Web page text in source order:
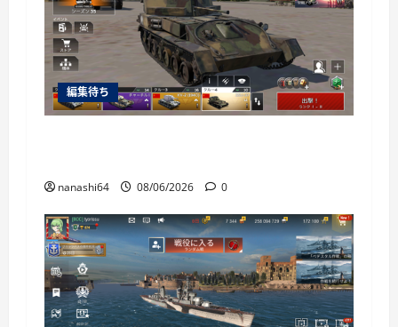
編集待ち
nanashi64 08/06/2026 0